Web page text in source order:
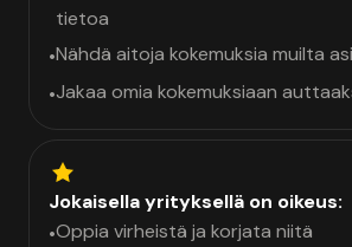
tietoa
•Nähdä aitoja kokemuksia muilta
•Jakaa omia kokemuksiaan
Jokaisella yrityksellä on oikeus:
•Oppia virheistä ja korjata niitä